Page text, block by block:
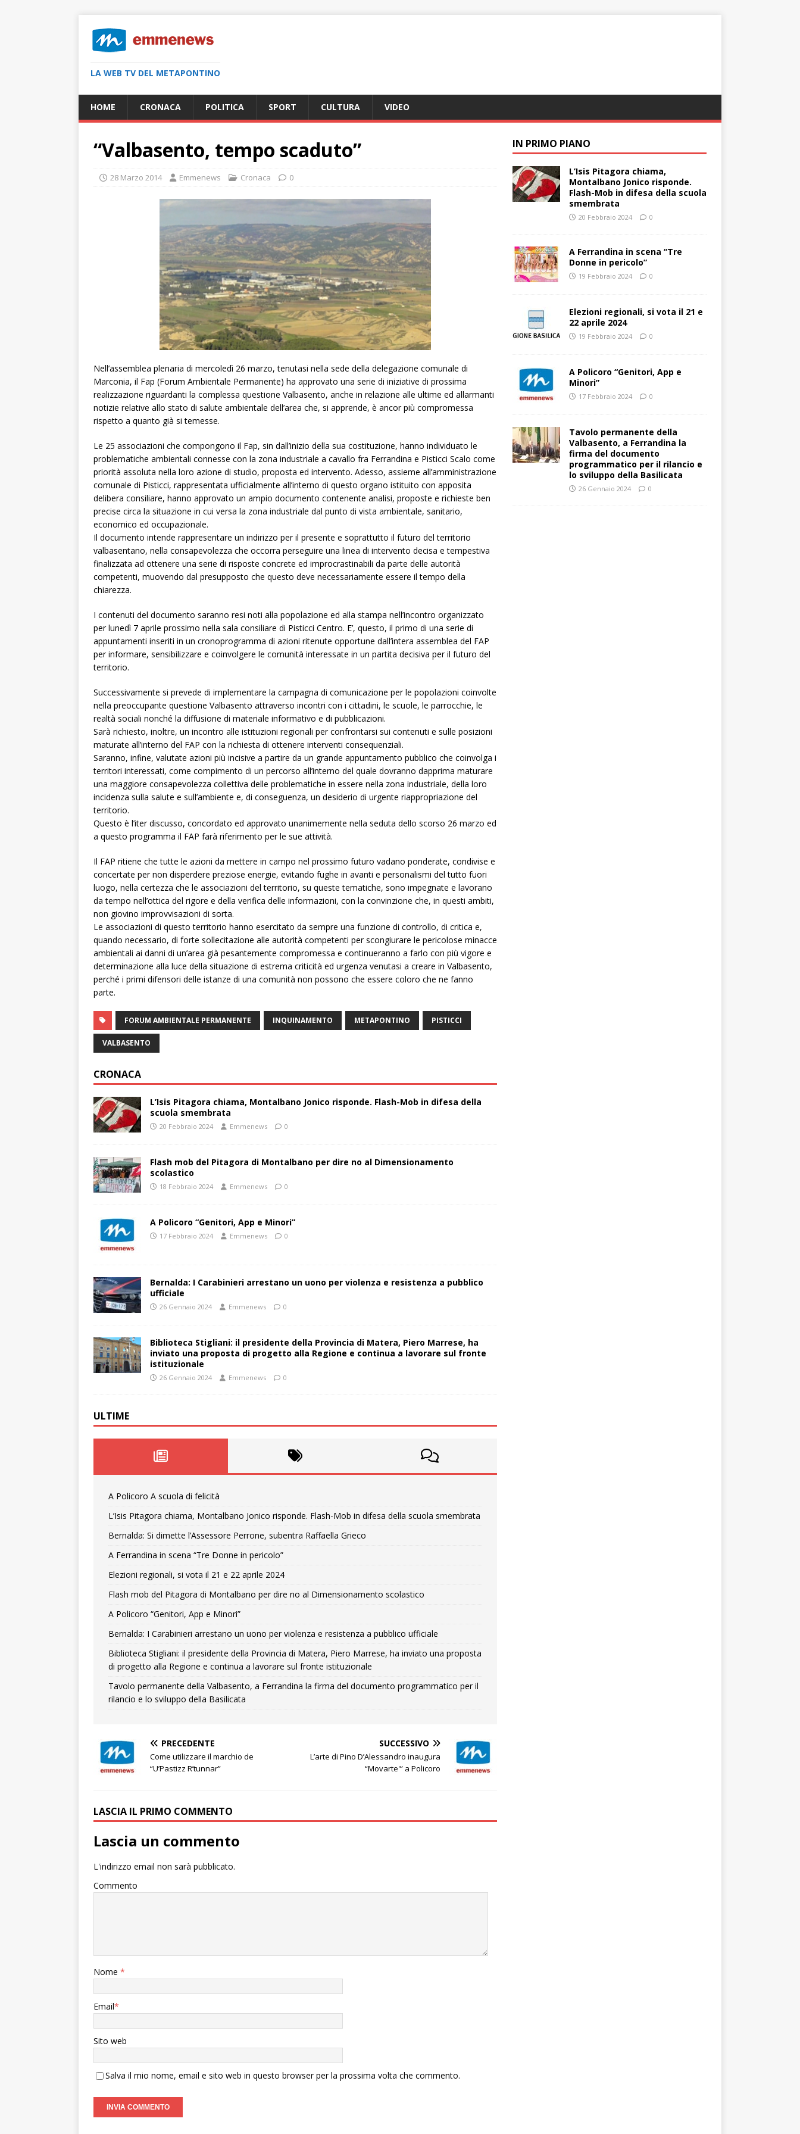
LA WEB TV DEL METAPONTINO
HOME CRONACA POLITICA SPORT CULTURA VIDEO
“Valbasento, tempo scaduto”
28 Marzo 2014 Emmenews Cronaca 0
Nell’assemblea plenaria di mercoledì 26 marzo, tenutasi nella sede della delegazione comunale di
Marconia, il Fap (Forum Ambientale Permanente) ha approvato una serie di iniziative di prossima
realizzazione riguardanti la complessa questione Valbasento, anche in relazione alle ultime ed allarmanti
notizie relative allo stato di salute ambientale dell’area che, si apprende, è ancor più compromessa
rispetto a quanto già si temesse.
Le 25 associazioni che compongono il Fap, sin dall’inizio della sua costituzione, hanno individuato le
problematiche ambientali connesse con la zona industriale a cavallo fra Ferrandina e Pisticci Scalo come
priorità assoluta nella loro azione di studio, proposta ed intervento. Adesso, assieme all’amministrazione
comunale di Pisticci, rappresentata ufficialmente all’interno di questo organo istituito con apposita
delibera consiliare, hanno approvato un ampio documento contenente analisi, proposte e richieste ben
precise circa la situazione in cui versa la zona industriale dal punto di vista ambientale, sanitario,
economico ed occupazionale.
Il documento intende rappresentare un indirizzo per il presente e soprattutto il futuro del territorio
valbasentano, nella consapevolezza che occorra perseguire una linea di intervento decisa e tempestiva
finalizzata ad ottenere una serie di risposte concrete ed improcrastinabili da parte delle autorità
competenti, muovendo dal presupposto che questo deve necessariamente essere il tempo della
chiarezza.
I contenuti del documento saranno resi noti alla popolazione ed alla stampa nell’incontro organizzato
per lunedì 7 aprile prossimo nella sala consiliare di Pisticci Centro. E’, questo, il primo di una serie di
appuntamenti inseriti in un cronoprogramma di azioni ritenute opportune dall’intera assemblea del FAP
per informare, sensibilizzare e coinvolgere le comunità interessate in un partita decisiva per il futuro del
territorio.
Successivamente si prevede di implementare la campagna di comunicazione per le popolazioni coinvolte
nella preoccupante questione Valbasento attraverso incontri con i cittadini, le scuole, le parrocchie, le
realtà sociali nonché la diffusione di materiale informativo e di pubblicazioni.
Sarà richiesto, inoltre, un incontro alle istituzioni regionali per confrontarsi sui contenuti e sulle posizioni
maturate all’interno del FAP con la richiesta di ottenere interventi consequenziali.
Saranno, infine, valutate azioni più incisive a partire da un grande appuntamento pubblico che coinvolga i
territori interessati, come compimento di un percorso all’interno del quale dovranno dapprima maturare
una maggiore consapevolezza collettiva delle problematiche in essere nella zona industriale, della loro
incidenza sulla salute e sull’ambiente e, di conseguenza, un desiderio di urgente riappropriazione del
territorio.
Questo è l’iter discusso, concordato ed approvato unanimemente nella seduta dello scorso 26 marzo ed
a questo programma il FAP farà riferimento per le sue attività.
Il FAP ritiene che tutte le azioni da mettere in campo nel prossimo futuro vadano ponderate, condivise e
concertate per non disperdere preziose energie, evitando fughe in avanti e personalismi del tutto fuori
luogo, nella certezza che le associazioni del territorio, su queste tematiche, sono impegnate e lavorano
da tempo nell’ottica del rigore e della verifica delle informazioni, con la convinzione che, in questi ambiti,
non giovino improvvisazioni di sorta.
Le associazioni di questo territorio hanno esercitato da sempre una funzione di controllo, di critica e,
quando necessario, di forte sollecitazione alle autorità competenti per scongiurare le pericolose minacce
ambientali ai danni di un’area già pesantemente compromessa e continueranno a farlo con più vigore e
determinazione alla luce della situazione di estrema criticità ed urgenza venutasi a creare in Valbasento,
perché i primi difensori delle istanze di una comunità non possono che essere coloro che ne fanno
parte.
FORUM AMBIENTALE PERMANENTE INQUINAMENTO METAPONTINO PISTICCI
VALBASENTO
CRONACA
L’Isis Pitagora chiama, Montalbano Jonico risponde. Flash-Mob in difesa della
scuola smembrata
20 Febbraio 2024 Emmenews 0
Flash mob del Pitagora di Montalbano per dire no al Dimensionamento
scolastico
18 Febbraio 2024 Emmenews 0
A Policoro “Genitori, App e Minori”
17 Febbraio 2024 Emmenews 0
Bernalda: I Carabinieri arrestano un uono per violenza e resistenza a pubblico
ufficiale
26 Gennaio 2024 Emmenews 0
Biblioteca Stigliani: il presidente della Provincia di Matera, Piero Marrese, ha
inviato una proposta di progetto alla Regione e continua a lavorare sul fronte
istituzionale
26 Gennaio 2024 Emmenews 0
ULTIME
A Policoro A scuola di felicità
L’Isis Pitagora chiama, Montalbano Jonico risponde. Flash-Mob in difesa della scuola smembrata
Bernalda: Si dimette l’Assessore Perrone, subentra Raffaella Grieco
A Ferrandina in scena “Tre Donne in pericolo”
Elezioni regionali, si vota il 21 e 22 aprile 2024
Flash mob del Pitagora di Montalbano per dire no al Dimensionamento scolastico
A Policoro “Genitori, App e Minori”
Bernalda: I Carabinieri arrestano un uono per violenza e resistenza a pubblico ufficiale
Biblioteca Stigliani: il presidente della Provincia di Matera, Piero Marrese, ha inviato una proposta
di progetto alla Regione e continua a lavorare sul fronte istituzionale
Tavolo permanente della Valbasento, a Ferrandina la firma del documento programmatico per il
rilancio e lo sviluppo della Basilicata
PRECEDENTE
Come utilizzare il marchio de
“U’Pastizz R’tunnar”
SUCCESSIVO
L’arte di Pino D’Alessandro inaugura
“Movarte'” a Policoro
LASCIA IL PRIMO COMMENTO
Lascia un commento
L'indirizzo email non sarà pubblicato.
Commento
Nome *
Email*
Sito web
Salva il mio nome, email e sito web in questo browser per la prossima volta che commento.
IN PRIMO PIANO
L’Isis Pitagora chiama,
Montalbano Jonico risponde.
Flash-Mob in difesa della scuola
smembrata
20 Febbraio 2024 0
A Ferrandina in scena “Tre
Donne in pericolo”
19 Febbraio 2024 0
Elezioni regionali, si vota il 21 e
22 aprile 2024
19 Febbraio 2024 0
A Policoro “Genitori, App e
Minori”
17 Febbraio 2024 0
Tavolo permanente della
Valbasento, a Ferrandina la
firma del documento
programmatico per il rilancio e
lo sviluppo della Basilicata
26 Gennaio 2024 0